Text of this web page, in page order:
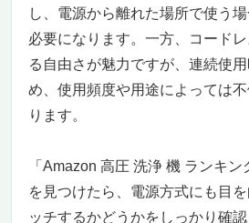
でストレスゼロ
フォームキャノン＋5ノズ
ーション無限大
向いている人・向いてい
ーと信頼性の極みをあなたの
家庭の「汚れ」では物足
ロ仕様の“本物の洗浄力”を
し、電源から離れた場所で使う
必要になります。一方、コード
る自由さが魅力ですが、連続使
め、使用頻度や用途によっては
ります。
「Amazon 高圧 洗浄 機 ランキ
を見つけたら、電源方式にも目
ッチするかどうかをしっかり確認